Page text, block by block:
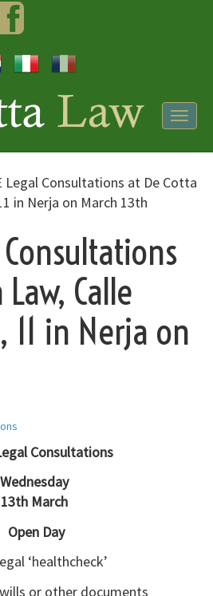
Facebook
Legal Consultations at De Cotta
in Nerja on March 13th
Consultations
Calle
11 in Nerja on
Consultations
Wednesday
13th March
Open Day
‘healthcheck’
or other documents